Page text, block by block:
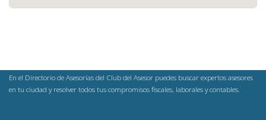
En el Directorio de Asesorías del Club del Asesor puedes buscar expertos asesores
en tu ciudad y resolver todos tus compromisos fiscales, laborales y contables.